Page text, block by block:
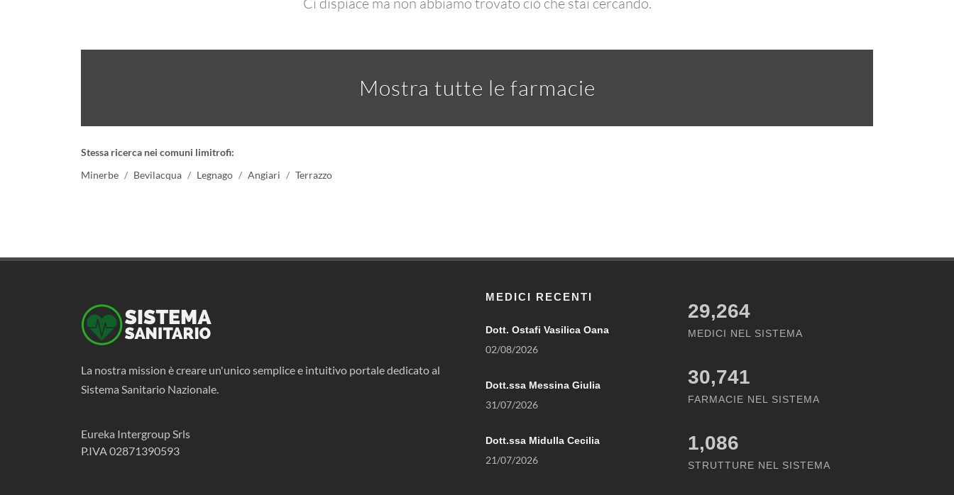
Mostra tutte le farmacie
Stessa ricerca nei comuni limitrofi:
Minerbe
Bevilacqua Legnago Angiari Terrazzo
La nostra mission è creare un'unico semplice e intuitivo portale dedicato al
Sistema Sanitario Nazionale.
Eureka Intergroup Srls
P.IVA 02871390593
MEDICI RECENTI
Dott. Ostafi Vasilica Oana
02/08/2026
Dott.ssa Messina Giulia
31/07/2026
Dott.ssa Midulla Cecilia
21/07/2026
29,264
MEDICI NEL SISTEMA
30,741
FARMACIE NEL SISTEMA
1,086
STRUTTURE NEL SISTEMA